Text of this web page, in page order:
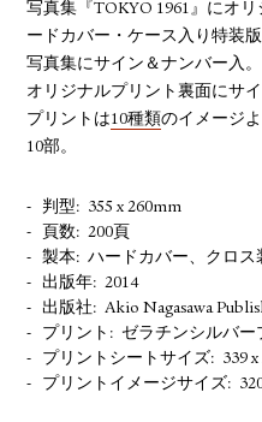
写真集『TOKYO 1961』にオ
ードカバー・ケース入り特装版
写真集にサイン＆ナンバー入。
オリジナルプリント裏面にサ
プリントは10種類のイメージ
10部。
判型
355 x 260mm
頁数
200頁
製本
ハードカバー、クロス
出版年
2014
出版社
Akio Nagasawa
プリント
ゼラチンシルバー
プリントシートサイズ
339
プリントイメージサイズ